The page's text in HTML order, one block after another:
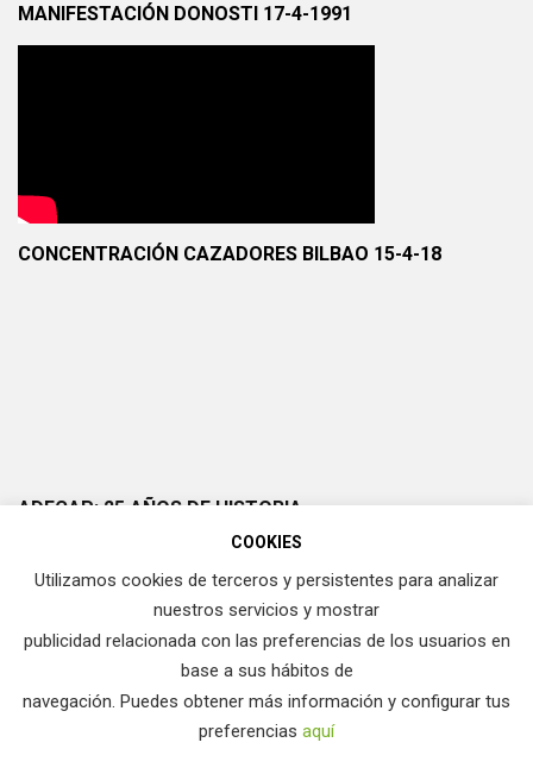
MANIFESTACIÓN DONOSTI 17-4-1991
CONCENTRACIÓN CAZADORES BILBAO 15-4-18
ADECAP: 25 AÑOS DE HISTORIA
COOKIES
Utilizamos cookies de terceros y persistentes para analizar
nuestros servicios y mostrar
publicidad relacionada con las preferencias de los usuarios en
base a sus hábitos de
navegación. Puedes obtener más información y configurar tus
preferencias aquí